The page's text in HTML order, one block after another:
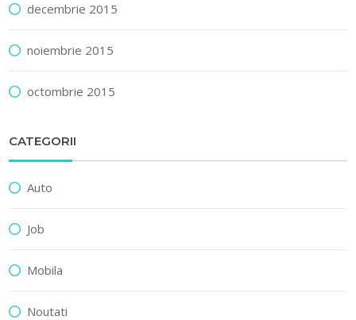
decembrie 2015
noiembrie 2015
octombrie 2015
CATEGORII
Auto
Job
Mobila
Noutati